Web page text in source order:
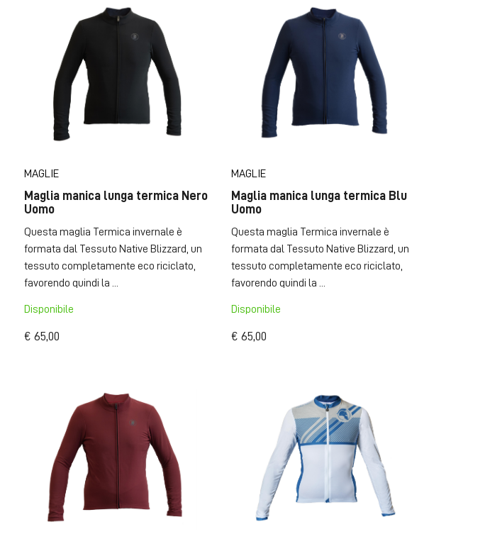
MAGLIE
Maglia manica lunga termica Nero
Uomo
Questa maglia Termica invernale è
formata dal Tessuto Native Blizzard, un
tessuto completamente eco riciclato,
favorendo quindi la ...
Disponibile
€ 65,00
MAGLIE
Maglia manica lunga termica Blu
Uomo
Questa maglia Termica invernale è
formata dal Tessuto Native Blizzard, un
tessuto completamente eco riciclato,
favorendo quindi la ...
Disponibile
€ 65,00